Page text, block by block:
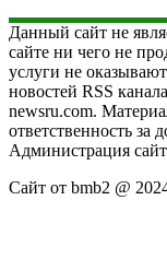
Данный сайт не
сайте ни чего не
услуги не
новостей RSS
newsru.com.
ответственность за
Администрация
Сайт от bmb2 @